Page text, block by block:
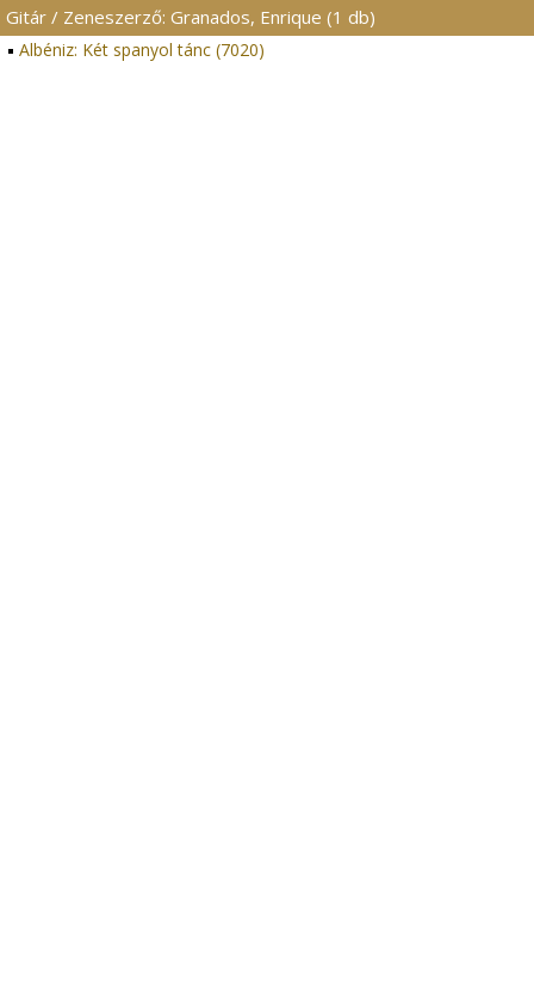
Gitár / Zeneszerző: Granados, Enrique (1 db)
Albéniz: Két spanyol tánc (7020)